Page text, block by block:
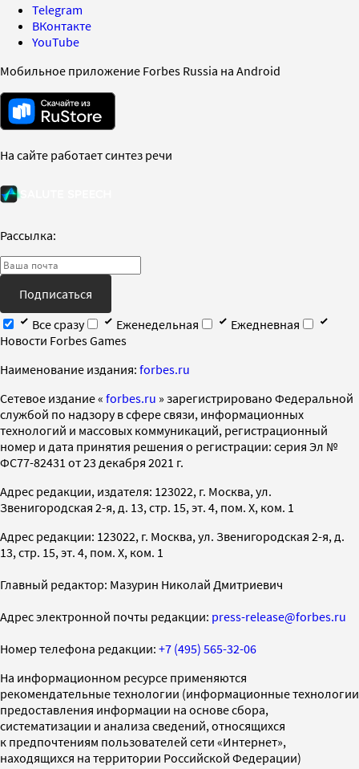
Telegram
ВКонтакте
YouTube
Мобильное приложение Forbes Russia на Android
На сайте работает синтез речи
Рассылка:
Подписаться
Все сразу
Еженедельная
Ежедневная
Новости Forbes Games
Наименование издания: forbes.ru
Cетевое издание « forbes.ru » зарегистрировано Федеральной
службой по надзору в сфере связи, информационных
технологий и массовых коммуникаций, регистрационный
номер и дата принятия решения о регистрации: серия Эл №
ФС77-82431 от 23 декабря 2021 г.
Адрес редакции, издателя: 123022, г. Москва, ул.
Звенигородская 2-я, д. 13, стр. 15, эт. 4, пом. X, ком. 1
Адрес редакции: 123022, г. Москва, ул. Звенигородская 2-я, д.
13, стр. 15, эт. 4, пом. X, ком. 1
Главный редактор: Мазурин Николай Дмитриевич
Адрес электронной почты редакции: press-release@forbes.ru
Номер телефона редакции: +7 (495) 565-32-06
На информационном ресурсе применяются
рекомендательные технологии (информационные технологии
предоставления информации на основе сбора,
систематизации и анализа сведений, относящихся
к предпочтениям пользователей сети «Интернет»,
находящихся на территории Российской Федерации)